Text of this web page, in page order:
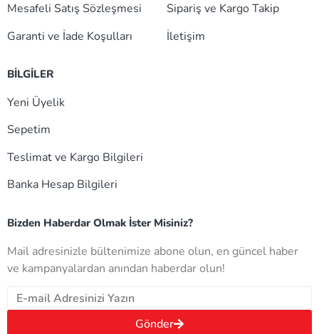
Mesafeli Satış Sözleşmesi
Garanti ve İade Koşulları
Sipariş ve Kargo Takip
İletişim
BİLGİLER
Yeni Üyelik
Sepetim
Teslimat ve Kargo Bilgileri
Banka Hesap Bilgileri
Bizden Haberdar Olmak İster Misiniz?
Mail adresinizle bültenimize abone olun, en güncel haber
ve kampanyalardan anından haberdar olun!
Gönder